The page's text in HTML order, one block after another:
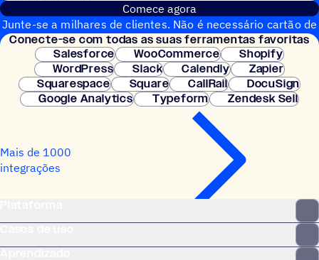
Comece agora
Junte-se a milhares de clientes. Não é necessário cartão de
crédito. Configuração instantânea.
Conecte-se com todas as suas ferramentas favoritas
Salesforce
WooCommerce
Shopify
WordPress
Slack Calendly
Zapier
Squarespace
Square CallRail
DocuSign
Google Analytics
Typeform Zendesk Sell
Mais de 1000
integrações